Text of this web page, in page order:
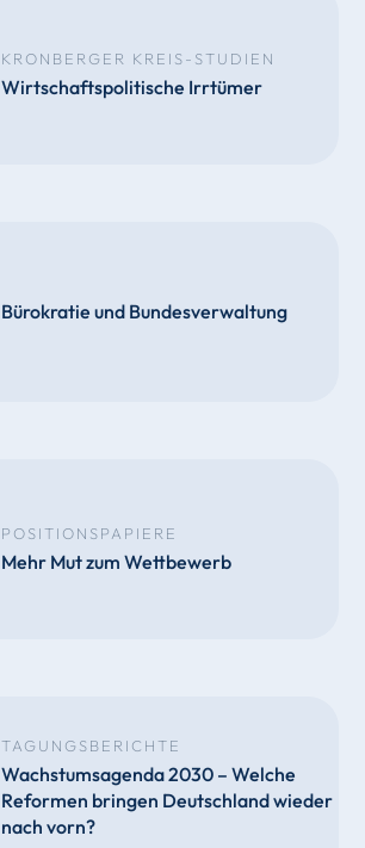
KRONBERGER KREIS-STUDIEN
Wirtschaftspolitische Irrtümer
Bürokratie und Bundesverwaltung
POSITIONSPAPIERE
Mehr Mut zum Wettbewerb
TAGUNGSBERICHTE
Wachstumsagenda 2030 – Welche
Reformen bringen Deutschland wieder
nach vorn?